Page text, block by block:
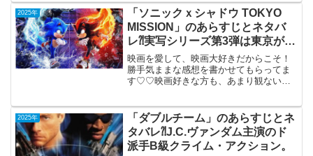
（74分）「モノノ怪」の劇場版アニメ第2
章。江戸...
2025年
「ソニックｘシャドウ TOKYO
MISSION」のあらすじとネタバ
レ⁈実写シリーズ第3弾は東京が舞
台。
映画を愛して、映画大好きだからこそ！
勝手気ままな感想を書かせてもらってま
す♡♡映画好きな方も、あまり観ない方
替え版）2024年12月27日公開（110...
2025年
「ダブルチーム」のあらすじとネ
タバレ⁈J.C.ヴァンダム主演のド
派手B級クライム・アクション。